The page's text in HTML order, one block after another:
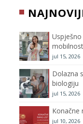
o
o
k
e
r
jul 15, 2026
Dolazna
biologiju
jul 15, 2026
Konačne
jul 10, 2026